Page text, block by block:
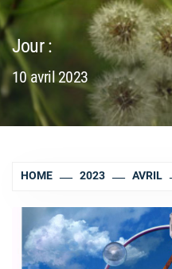
Jour :
10 avril 2023
HOME 2023 AVRIL